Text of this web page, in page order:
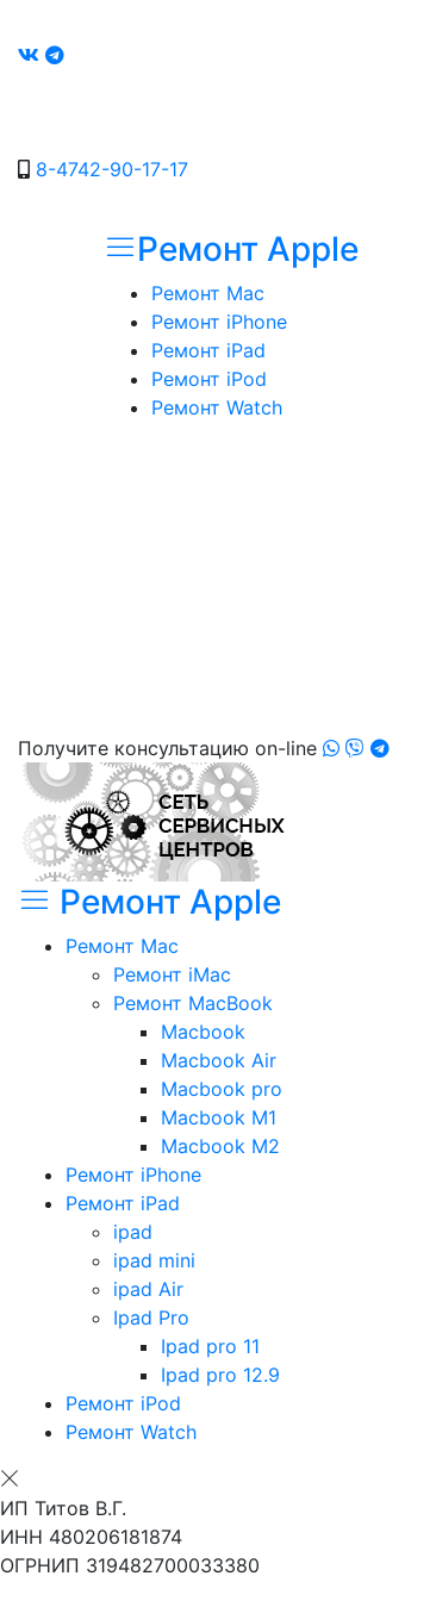
8-4742-90-17-17
Ремонт Apple
Ремонт Mac
Ремонт iPhone
Ремонт iPad
Ремонт iPod
Ремонт Watch
Получите консультацию on-line
Ремонт Apple
Ремонт Mac
Ремонт iMac
Ремонт MacBook
Macbook
Macbook Air
Macbook pro
Macbook M1
Macbook M2
Ремонт iPhone
Ремонт iPad
ipad
ipad mini
ipad Air
Ipad Pro
Ipad pro 11
Ipad pro 12.9
Ремонт iPod
Ремонт Watch
ИП Титов В.Г.
ИНН 480206181874
ОГРНИП 319482700033380